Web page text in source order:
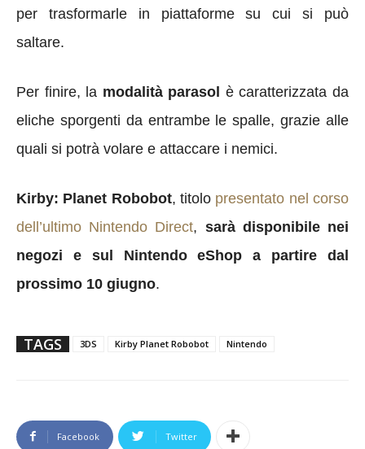
per trasformarle in piattaforme su cui si può
saltare.
Per finire, la modalità parasol è caratterizzata da
eliche sporgenti da entrambe le spalle, grazie alle
quali si potrà volare e attaccare i nemici.
Kirby: Planet Robobot, titolo presentato nel corso
dell’ultimo Nintendo Direct, sarà disponibile nei
negozi e sul Nintendo eShop a partire dal
prossimo 10 giugno.
TAGS 3DS Kirby Planet Robobot Nintendo
Facebook Twitter